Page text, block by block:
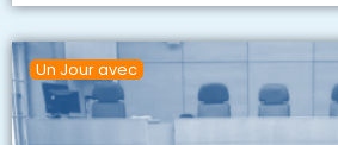
Un Jour avec